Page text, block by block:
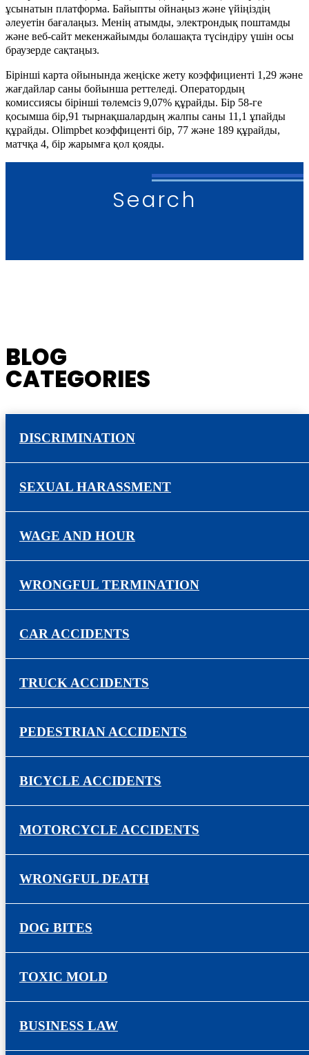
ұсынатын платформа. Байыпты ойнаңыз және үйіңіздің
әлеуетін бағалаңыз. Менің атымды, электрондық поштамды
және веб-сайт мекенжайымды болашақта түсіндіру үшін осы
браузерде сақтаңыз.
Бірінші карта ойынында жеңіске жету коэффициенті 1,29 және
жағдайлар саны бойынша реттеледі. Оператордың
комиссиясы бірінші төлемсіз 9,07% құрайды. Бір 58-ге
қосымша бір,91 тырнақшалардың жалпы саны 11,1 ұпайды
құрайды. Olimpbet коэффиценті бір, 77 және 189 құрайды,
матчқа 4, бір жарымға қол қояды.
Search
BLOG
CATEGORIES
DISCRIMINATION
SEXUAL HARASSMENT
WAGE AND HOUR
WRONGFUL TERMINATION
CAR ACCIDENTS
TRUCK ACCIDENTS
PEDESTRIAN ACCIDENTS
BICYCLE ACCIDENTS
MOTORCYCLE ACCIDENTS
WRONGFUL DEATH
DOG BITES
TOXIC MOLD
BUSINESS LAW